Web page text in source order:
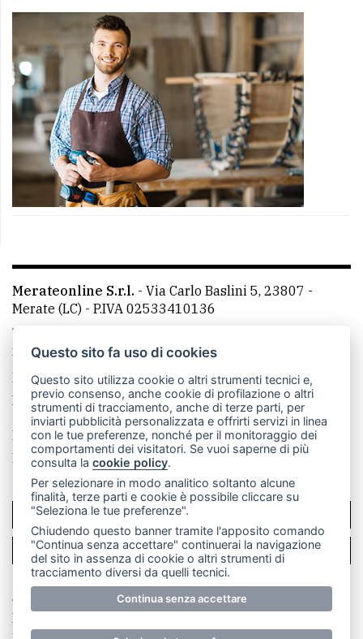
Merateonline S.r.l. - Via Carlo Baslini 5, 23807 -
Merate (LC) - P.IVA 02533410136
Telefono:
mail: redazione@merateonline.it
La redazione
CasateOnline LeccoOnline
RSS
Made by VIP
Privacy policy
Cookie policy
Rivedi le tue scelte sui cookie
SCRIVICI
PER LA TUA PUBBLICITÀ
© Copyright Merateonline S.r.l. - Tutti i diritti riservati.
E' proibita la riproduzione e pubblicazione anche
Questo sito fa uso di cookies
Questo sito utilizza cookie o altri strumenti tecnici e,
previo consenso, anche cookie di profilazione o altri
strumenti di tracciamento, anche di terze parti, per
inviarti pubblicità personalizzata e offrirti servizi in linea
con le tue preferenze, nonché per il monitoraggio dei
comportamenti dei visitatori. Se vuoi saperne di più
consulta lacookie policy.
Per selezionare in modo analitico soltanto alcune
finalità, terze parti e cookie è possibile cliccare su
"Seleziona le tue preferenze".
Chiudendo questo banner tramite l'apposito comando
"Continua senza accettare" continuerai la navigazione
del sito in assenza di cookie o altri strumenti di
tracciamento diversi da quelli tecnici.
Continua senza accettare